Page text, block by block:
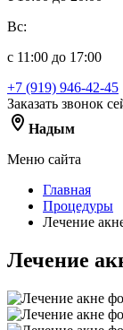
Вс:
с 11:00 до 17:00
+7 (919) 946-42-45
Заказать звонок
Надым
Меню сайта
Главная
Процедуры
Лечение
Лечение